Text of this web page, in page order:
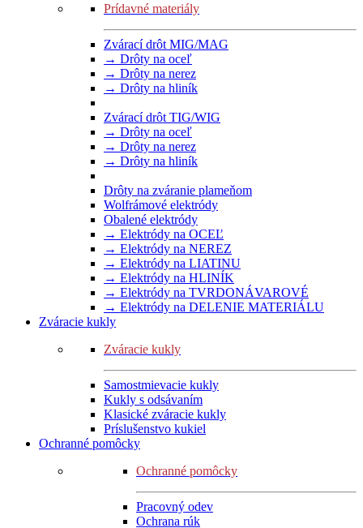
Prídavné materiály
Zvárací drôt MIG/MAG
→ Drôty na oceľ
→ Drôty na nerez
→ Drôty na hliník
Zvárací drôt TIG/WIG
→ Drôty na oceľ
→ Drôty na nerez
→ Drôty na hliník
Drôty na zváranie plameňom
Wolfrámové elektródy
Obalené elektródy
→ Elektródy na OCEĽ
→ Elektródy na NEREZ
→ Elektródy na LIATINU
→ Elektródy na HLINÍK
→ Elektródy na TVRDONÁVAROVÉ
→ Elektródy na DELENIE MATERIÁLU
Zváracie kukly
Zváracie kukly
Samostmievacie kukly
Kukly s odsávaním
Klasické zváracie kukly
Príslušenstvo kukiel
Ochranné pomôcky
Ochranné pomôcky
Pracovný odev
Ochrana rúk